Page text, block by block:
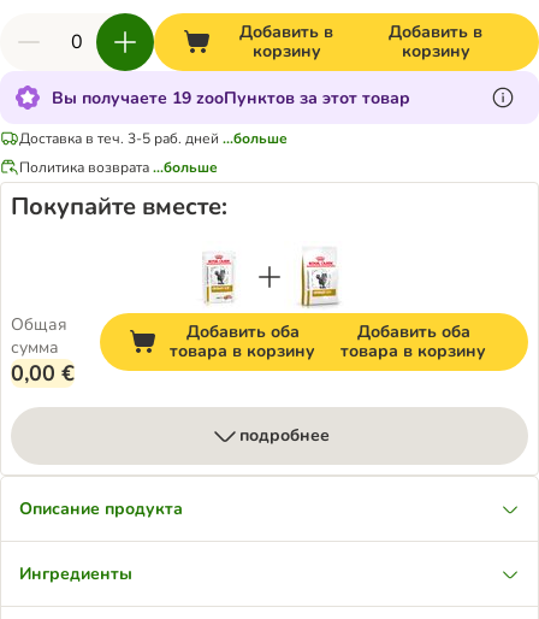
Добавить в
корзину
Добавить в
корзину
Вы получаете 19 zooПунктов за этот товар
Доставка в теч. 3-5 раб. дней ...больше
Политика возврата...больше
Покупайте вместе:
Общая
сумма
0,00 €
Добавить оба
товара в корзину
Добавить оба
товара в корзину
подробнее
Описание продукта
Ингредиенты